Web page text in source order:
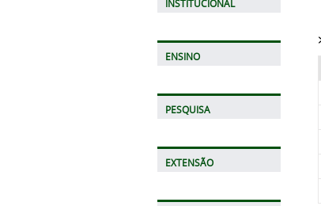
INSTITUCIONAL
ENSINO
PESQUISA
EXTENSÃO